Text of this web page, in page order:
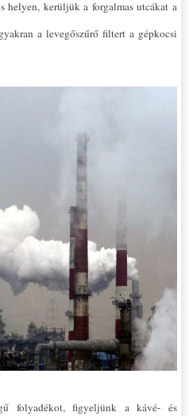
helyen, kerüljük a forgalmas utcákat a
a levegőszűrő filtert a gépkocsi
folyadékot, figyeljünk a kávé- és